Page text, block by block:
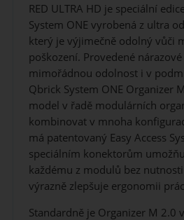
RED ULTRA HD je speciální
System ONE vyrobená z ultra
který je výjimečně odolný vůči
poškození. Provedené
mimořádnou odolnost i v
Qbrick System ONE Organizer
model v řadě modulárních
kombinovat v mnoha
má patentovaný Easy Access
speciálním konektorům
každému z modulů bez
výrazně zlepšuje ergonomii
Standardně je Organizer M 2.0